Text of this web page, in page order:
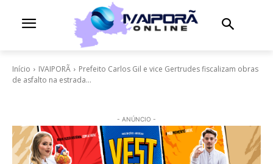
Início IVAIPORÃ
Prefeito Carlos Gil e vice Gertrudes fiscalizam obras
de asfalto na estrada...
- ANÚNCIO -